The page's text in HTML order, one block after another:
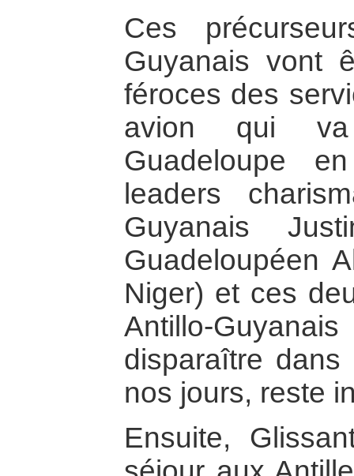
Ces
Guyanais vont
féroces des
avion qui
Guadeloupe
leaders
Guyanais
Guadeloupéen
Niger) et ces
Antillo-
disparaître dans
nos jours, reste
Ensuite,